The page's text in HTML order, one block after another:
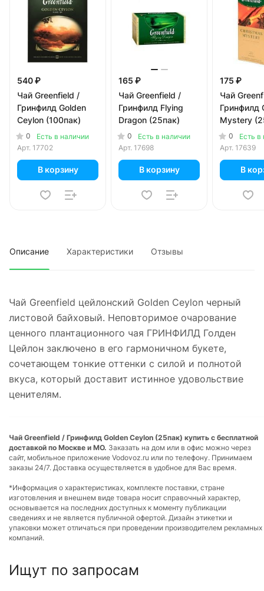
540 ₽
Чай Greenfield /
Гринфилд Golden
Ceylon (100пак)
0
Есть в наличии
Арт. 17702
В корзину
165 ₽
Чай Greenfield /
Гринфилд Flying
Dragon (25пак)
0
Есть в наличии
Арт. 17698
В корзину
175 ₽
Чай
Гринфилд
Mystery
0
Есть в
Арт. 17639
В
Описание Характеристики Отзывы
Чай Greenfield цейлонский Golden Ceylon черный
листовой байховый. Неповторимое очарование
ценного плантационного чая ГРИНФИЛД Голден
Цейлон заключено в его гармоничном букете,
сочетающем тонкие оттенки с силой и полнотой
вкуса, который доставит истинное удовольствие
ценителям.
Чай Greenfield / Гринфилд Golden Ceylon (25пак) купить с бесплатной
доставкой по Москве и МО. Заказать на дом или в офис можно через
сайт, мобильное приложение Vodovoz.ru или по телефону. Принимаем
заказы 24/7. Доставка осуществляется в удобное для Вас время.
*Информация о характеристиках, комплекте поставки, стране
изготовления и внешнем виде товара носит справочный характер,
основывается на последних доступных к моменту публикации
сведениях и не является публичной офертой. Дизайн этикетки и
упаковки может отличаться при проведении производителем рекламных
компаний.
Ищут по запросам